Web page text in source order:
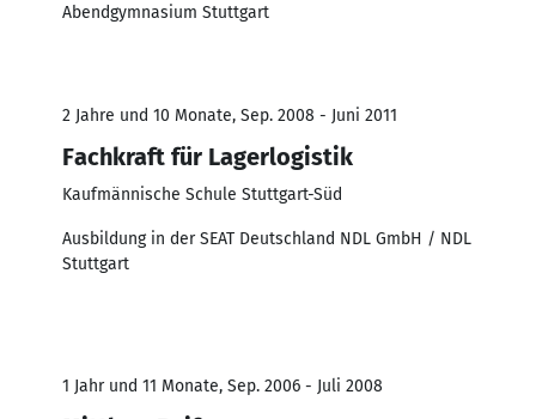
Abendgymnasium Stuttgart
2 Jahre und 10 Monate, Sep. 2008 - Juni 2011
Fachkraft für Lagerlogistik
Kaufmännische Schule Stuttgart-Süd
Ausbildung in der SEAT Deutschland NDL GmbH / NDL
Stuttgart
1 Jahr und 11 Monate, Sep. 2006 - Juli 2008